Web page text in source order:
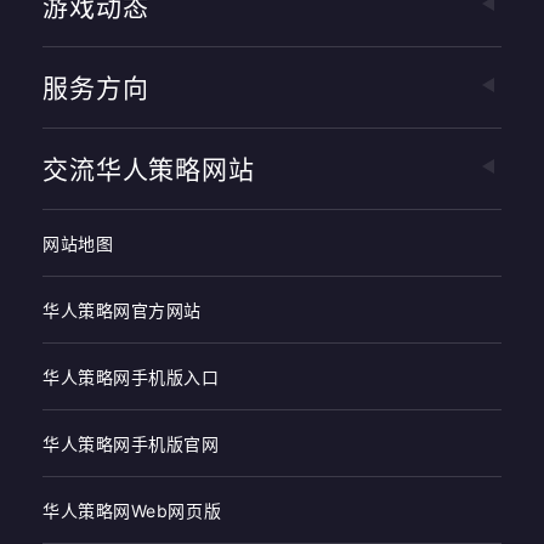
游戏动态
服务方向
交流华人策略网站
网站地图
华人策略网官方网站
华人策略网手机版入口
华人策略网手机版官网
华人策略网Web网页版